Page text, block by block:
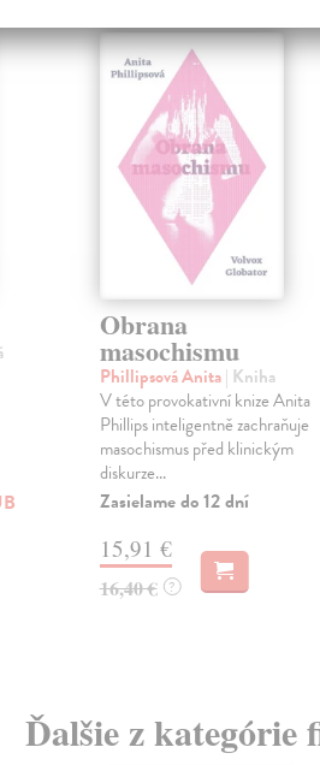
Obrana
masochismu
Phillipsová Anita| Kniha
V této provokativní knize Anita
Phillips inteligentně zachraňuje
masochismus před klinickým
diskurze...
Zasielame do 12 dní
15,91 €
16,40 € ?
Ďalšie z kategórie